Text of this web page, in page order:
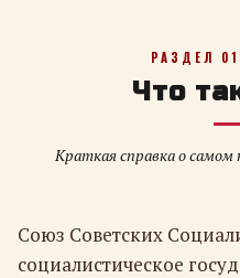
РАЗДЕЛ
Что
Краткая справка о самом
Союз Советских
социалистическое